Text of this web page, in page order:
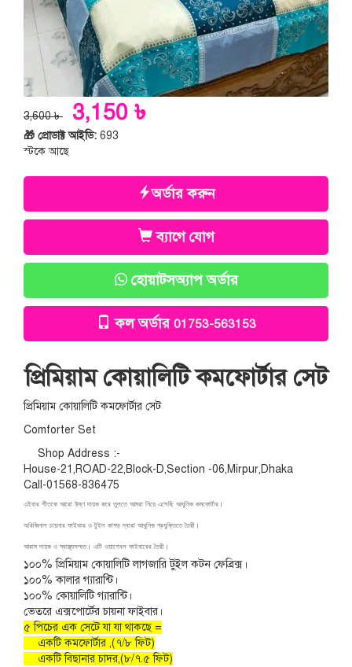
3,600 ৳ 3,150 ৳
🎁 প্রোডাক্ট আইডি: 693
স্টকে আছে
অর্ডার করুন
ব্যাগে যোগ
হোয়াটসঅ্যাপ অর্ডার
কল অর্ডার 01753-563153
প্রিমিয়াম কোয়ালিটি কমফোর্টার সেট
প্রিমিয়াম কোয়ালিটি কমফোর্টার সেট
Comforter Set
Shop Address :-
House-21,ROAD-22,Block-D,Section -06,Mirpur,Dhaka
Call-01568-836475
এইবার শীতকে আরো উষ্ণ দায়ক করে তুলতে আমরা নিয়ে এসেছি আধুনিক কমফোর্টার।
অরিজিনাল চায়নার ফাইভার ও টুইল কাপড় দ্বারা আধুনিক প্রযুক্তিতে তৈরী।
আরাম দায়ক ও স্বাস্থ্যসম্মত। এটি ওয়াশেবল ফাইবারের তৈরী।
১০০% প্রিমিয়াম কোয়ালিটি লাগজারি টুইল কটন ফেব্রিক্স।
১০০% কালার গ্যারান্টি।
১০০% কোয়ালিটি গ্যারান্টি।
ভেতরে এক্সপোর্টের চায়না ফাইবার।
৫ পিচের এক সেটে যা যা থাকছে =
একটি কমফোর্টার ,(৭/৮ ফিট)
একটি বিছানার চাদর,(৮/৭.৫ ফিট)